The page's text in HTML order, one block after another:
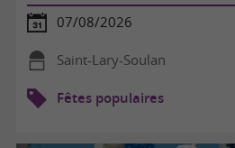
07/08/2026
Saint-Lary-Soulan
Fêtes populaires